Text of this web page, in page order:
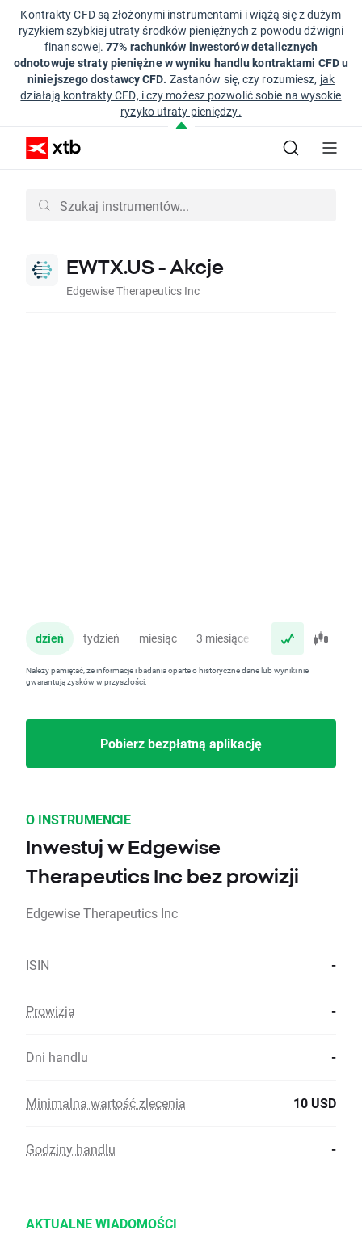
Kontrakty CFD są złożonymi instrumentami i wiążą się z dużym
ryzykiem szybkiej utraty środków pieniężnych z powodu dźwigni
finansowej.77% rachunków inwestorów detalicznych
odnotowuje straty pieniężne w wyniku handlu kontraktami CFD u
niniejszego dostawcy CFD. Zastanów się, czy rozumiesz, jak
działają kontrakty CFD, i czy możesz pozwolić sobie na wysokie
ryzyko utraty pieniędzy.
EWTX.US - Akcje
Edgewise Therapeutics Inc
dzień tydzień miesiąc 3 miesiące rok
Należy pamiętać, że informacje i badania oparte o historyczne dane lub wyniki nie
gwarantują zysków w przyszłości.
Pobierz bezpłatną aplikację
O INSTRUMENCIE
Inwestuj w Edgewise
Therapeutics Inc bez prowizji
Edgewise Therapeutics Inc
ISIN -
Prowizja -
Dni handlu -
Minimalna wartość zlecenia 10 USD
Godziny handlu -
AKTUALNE WIADOMOŚCI